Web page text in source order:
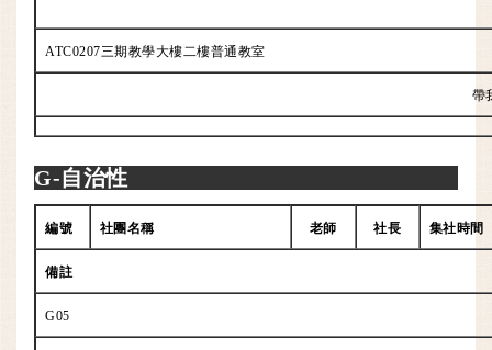
ATC0207三期教學大樓二樓普通教室
帶
G-自治性
編號 社團名稱 老師 社長 集社時間
備註
G05